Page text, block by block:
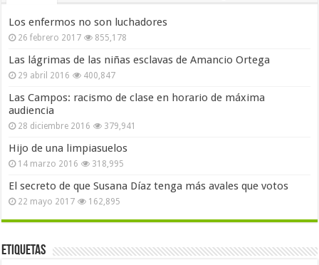
Los enfermos no son luchadores
26 febrero 2017 855,178
Las lágrimas de las niñas esclavas de Amancio Ortega
29 abril 2016 400,847
Las Campos: racismo de clase en horario de máxima
audiencia
28 diciembre 2016 379,941
Hijo de una limpiasuelos
14 marzo 2016 318,995
El secreto de que Susana Díaz tenga más avales que votos
22 mayo 2017 162,895
Etiquetas